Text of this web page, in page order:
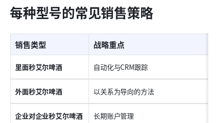
每种型号的常见销售策略
销售类型 战略重点
里面秒艾尔啤酒 自动化与CRM跟踪
外面秒艾尔啤酒 以关系为导向的方法
企业对企业秒艾尔啤酒 长期账户管理